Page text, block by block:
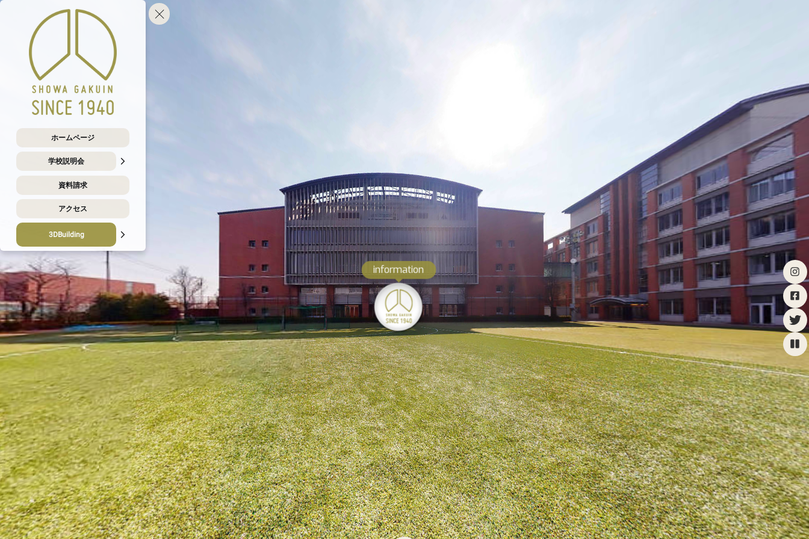
ホームページ
学校説明会
資料請求
アクセス
3DBuilding
information